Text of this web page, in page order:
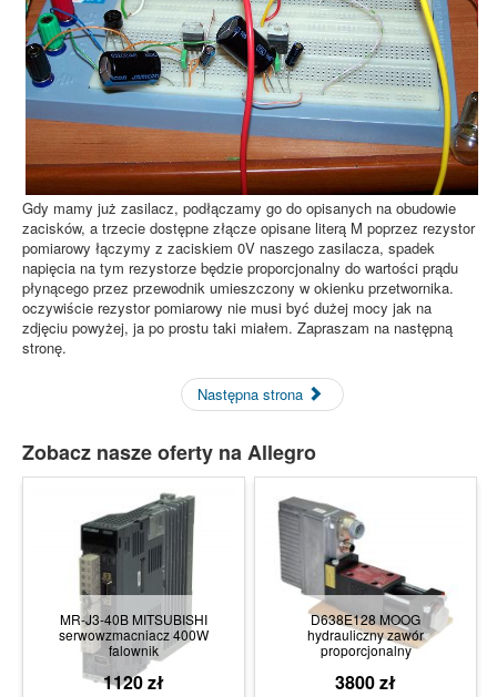
Gdy mamy już zasilacz, podłączamy go do opisanych na obudowie
zacisków, a trzecie dostępne złącze opisane literą M poprzez rezystor
pomiarowy łączymy z zaciskiem 0V naszego zasilacza, spadek
napięcia na tym rezystorze będzie proporcjonalny do wartości prądu
płynącego przez przewodnik umieszczony w okienku przetwornika.
oczywiście rezystor pomiarowy nie musi być dużej mocy jak na
zdjęciu powyżej, ja po prostu taki miałem. Zapraszam na następną
stronę.
Następna strona
Zobacz nasze oferty na Allegro
MR-J3-40B MITSUBISHI
serwowzmacniacz 400W
falownik
1120 zł
D638E128 MOOG
hydrauliczny zawór
proporcjonalny
3800 zł